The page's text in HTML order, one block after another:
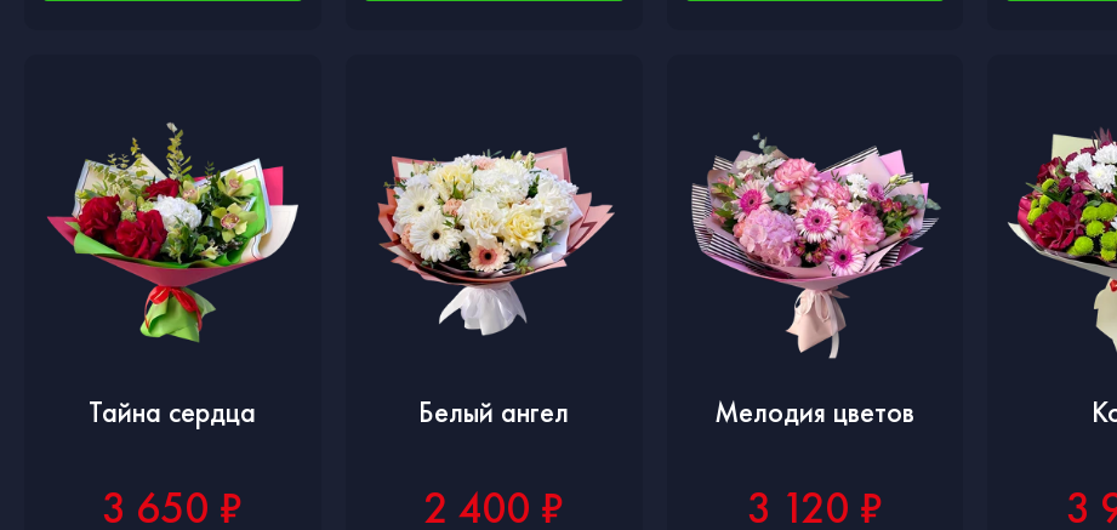
Тайна сердца
3 650 ₽
Белый ангел
2 400 ₽
Мелодия цветов
3 120 ₽ 3